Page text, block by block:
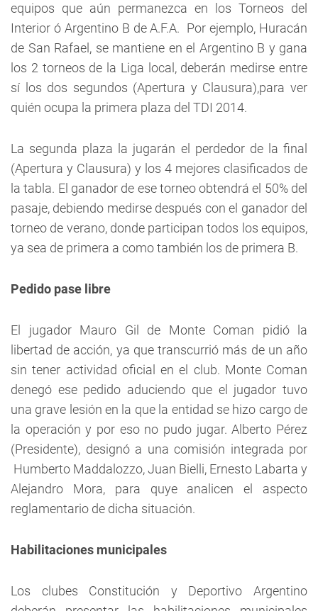
equipos que aún permanezca en los Torneos del
Interior ó Argentino B de A.F.A. Por ejemplo, Huracán
de San Rafael, se mantiene en el Argentino B y gana
los 2 torneos de la Liga local, deberán medirse entre
sí los dos segundos (Apertura y Clausura),para ver
quién ocupa la primera plaza del TDI 2014.
La segunda plaza la jugarán el perdedor de la final
(Apertura y Clausura) y los 4 mejores clasificados de
la tabla. El ganador de ese torneo obtendrá el 50% del
pasaje, debiendo medirse después con el ganador del
torneo de verano, donde participan todos los equipos,
ya sea de primera a como también los de primera B.
Pedido pase libre
El jugador Mauro Gil de Monte Coman pidió la
libertad de acción, ya que transcurrió más de un año
sin tener actividad oficial en el club. Monte Coman
denegó ese pedido aduciendo que el jugador tuvo
una grave lesión en la que la entidad se hizo cargo de
la operación y por eso no pudo jugar. Alberto Pérez
(Presidente), designó a una comisión integrada por
Humberto Maddalozzo, Juan Bielli, Ernesto Labarta y
Alejandro Mora, para quye analicen el aspecto
reglamentario de dicha situación.
Habilitaciones municipales
Los clubes Constitución y Deportivo Argentino